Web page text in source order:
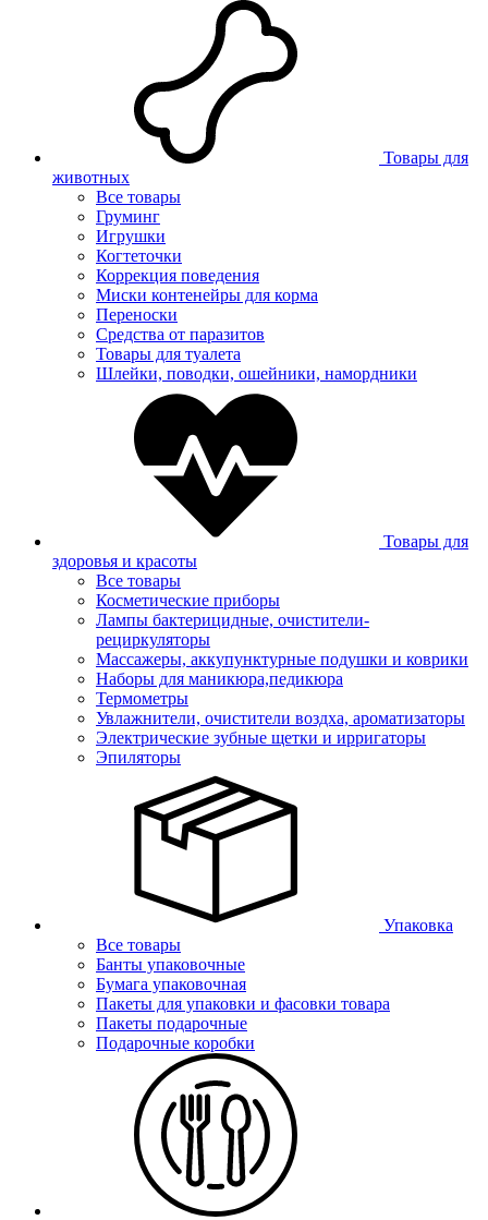
Товары для
животных
Все товары
Груминг
Игрушки
Когтеточки
Коррекция поведения
Миски контенейры для корма
Переноски
Средства от паразитов
Товары для туалета
Шлейки, поводки, ошейники, намордники
Товары для
здоровья и красоты
Все товары
Косметические приборы
Лампы бактерицидные, очистители-
рециркуляторы
Массажеры, аккупунктурные подушки и коврики
Наборы для маникюра,педикюра
Термометры
Увлажнители, очистители воздха, ароматизаторы
Электрические зубные щетки и ирригаторы
Эпиляторы
Упаковка
Все товары
Банты упаковочные
Бумага упаковочная
Пакеты для упаковки и фасовки товара
Пакеты подарочные
Подарочные коробки